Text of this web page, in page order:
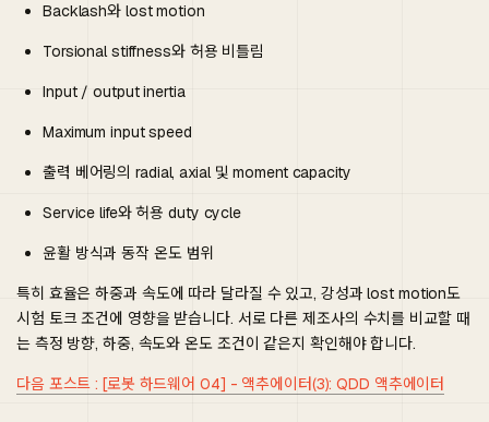
Backlash와 lost motion
Torsional stiffness와 허용 비틀림
Input / output inertia
Maximum input speed
출력 베어링의 radial, axial 및 moment capacity
Service life와 허용 duty cycle
윤활 방식과 동작 온도 범위
특히 효율은 하중과 속도에 따라 달라질 수 있고, 강성과 lost motion도
시험 토크 조건에 영향을 받습니다. 서로 다른 제조사의 수치를 비교할 때
는 측정 방향, 하중, 속도와 온도 조건이 같은지 확인해야 합니다.
다음 포스트 : [로봇 하드웨어 04] - 액추에이터(3): QDD 액추에이터